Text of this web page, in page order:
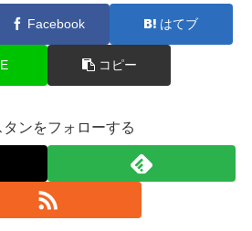
Facebook はてブ
コピー
タンをフォローする